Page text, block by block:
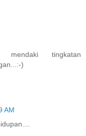
tingkatan
)
AM